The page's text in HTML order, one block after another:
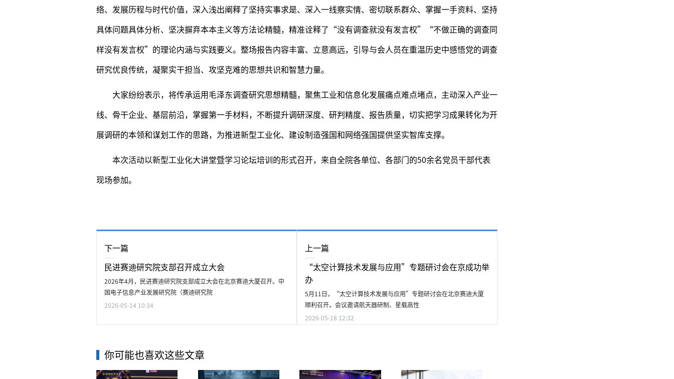
络、发展历程与时代价值，深入浅出阐释了坚持实事求是、深入一线察实情、密切联系群众、掌握一手资料、坚持
具体问题具体分析、坚决摒弃本本主义等方法论精髓，精准诠释了“没有调查就没有发言权”“不做正确的调查同
样没有发言权”的理论内涵与实践要义。整场报告内容丰富、立意高远，引导与会人员在重温历史中感悟党的调查
研究优良传统，凝聚实干担当、攻坚克难的思想共识和智慧力量。
大家纷纷表示，将传承运用毛泽东调查研究思想精髓，聚焦工业和信息化发展痛点难点堵点，主动深入产业一
线、骨干企业、基层前沿，掌握第一手材料，不断提升调研深度、研判精度、报告质量，切实把学习成果转化为开
展调研的本领和谋划工作的思路，为推进新型工业化、建设制造强国和网络强国提供坚实智库支撑。
本次活动以新型工业化大讲堂暨学习论坛培训的形式召开，来自全院各单位、各部门的50余名党员干部代表
现场参加。
下一篇
民进赛迪研究院支部召开成立大会
2026年4月，民进赛迪研究院支部成立大会在北京赛迪大厦召开。中
国电子信息产业发展研究院（赛迪研究院
2026-05-14 10:34
上一篇
“太空计算技术发展与应用”专题研讨会在京成功举
办
5月11日，“太空计算技术发展与应用”专题研讨会在北京赛迪大厦
顺利召开。会议邀请航天器研制、星载高性
2026-05-18 12:32
你可能也喜欢这些文章